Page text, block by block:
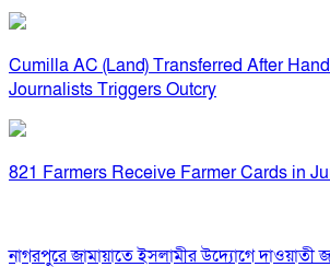
Cumilla AC (Land) Transferred After
Journalists Triggers Outcry
821 Farmers Receive Farmer Cards in
নাগরপুরে জামায়াতে ইসলামীর উদ্যোগে দাওয়াতী